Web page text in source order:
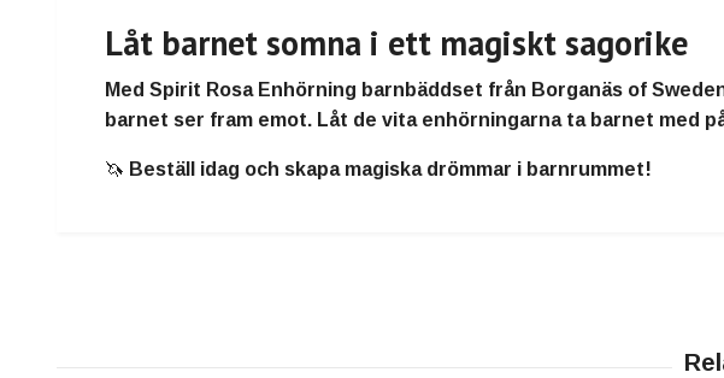
Låt barnet somna i ett magiskt sagorike
Med Spirit Rosa Enhörning barnbäddset från Borganäs of
barnet ser fram emot. Låt de vita enhörningarna ta barnet med
🦄 Beställ idag och skapa magiska drömmar i barnrummet!